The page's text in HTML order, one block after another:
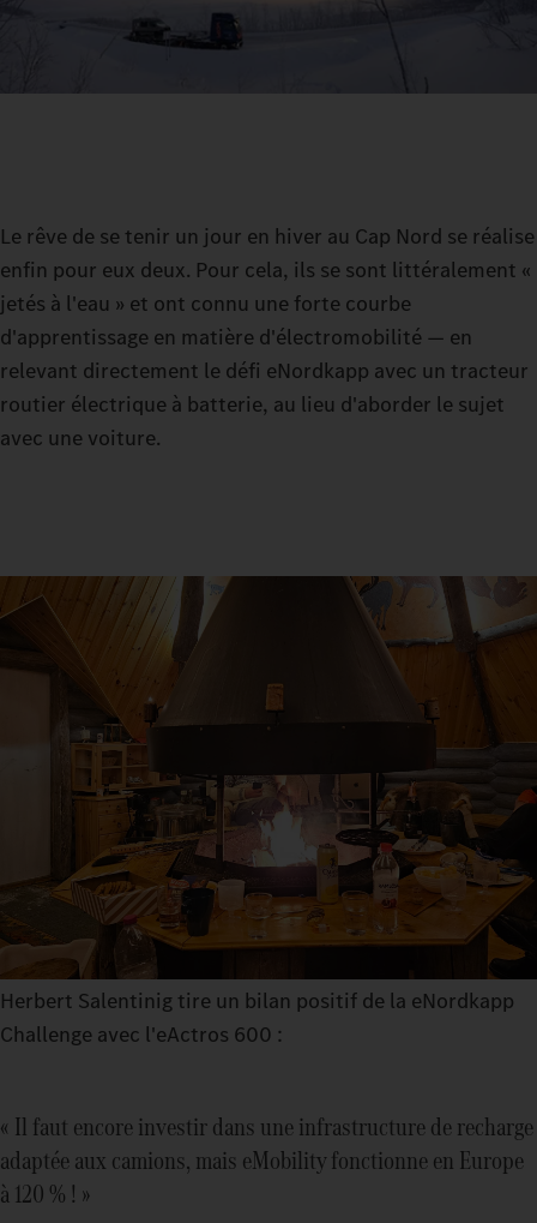
Le rêve de se tenir un jour en hiver au Cap Nord se réalise
enfin pour eux deux. Pour cela, ils se sont littéralement «
jetés à l'eau » et ont connu une forte courbe
d'apprentissage en matière d'électromobilité — en
relevant directement le défi eNordkapp avec un tracteur
routier électrique à batterie, au lieu d'aborder le sujet
avec une voiture.
Herbert Salentinig tire un bilan positif de la eNordkapp
Challenge avec l'eActros 600 :
« Il faut encore investir dans une infrastructure de recharge
adaptée aux camions, mais eMobility fonctionne en Europe
à 120 % ! »